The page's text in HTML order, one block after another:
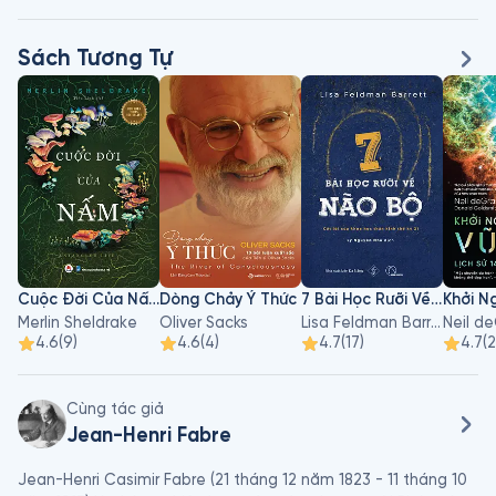
Sách Tương Tự
Cuộc Đời Của Nấm
Merlin Sheldrake
4.6(9)
Dòng Chảy Ý Thức
Oliver Sacks
4.6(4)
7 Bài Học Rưỡi Về Não Bộ
Lisa Feldman Barrett
4.7(17) 4.7(
Cùng tác giả
Jean-Henri Fabre
Jean-Henri Casimir Fabre (21 tháng 12 năm 1823 - 11 tháng 10